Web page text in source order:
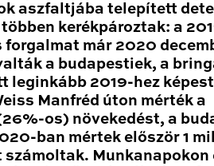
aszfaltjába telepített
kerékpároztak: a
már 2020
a budapestiek, a
leginkább 2019-hez
Manfréd úton mérték a
os) növekedést, a
ban mértek először 1
számoltak. Munkanapokon